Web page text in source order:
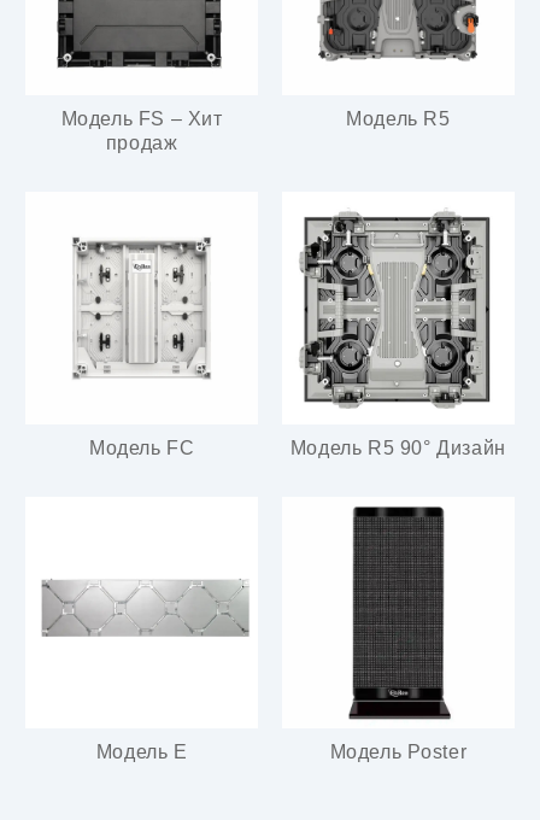
Модель FS – Хит
продаж
Модель R5
Модель FC Модель R5 90° Дизайн
Модель E Модель Poster